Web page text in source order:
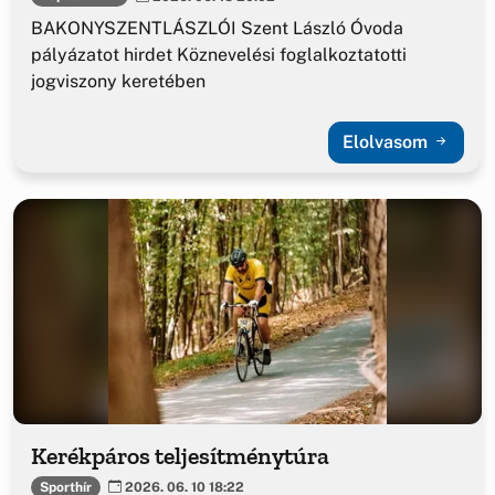
BAKONYSZENTLÁSZLÓI Szent László Óvoda
pályázatot hirdet Köznevelési foglalkoztatotti
jogviszony keretében
Elolvasom
Kerékpáros teljesítménytúra
Sporthír 2026. 06. 10 18:22